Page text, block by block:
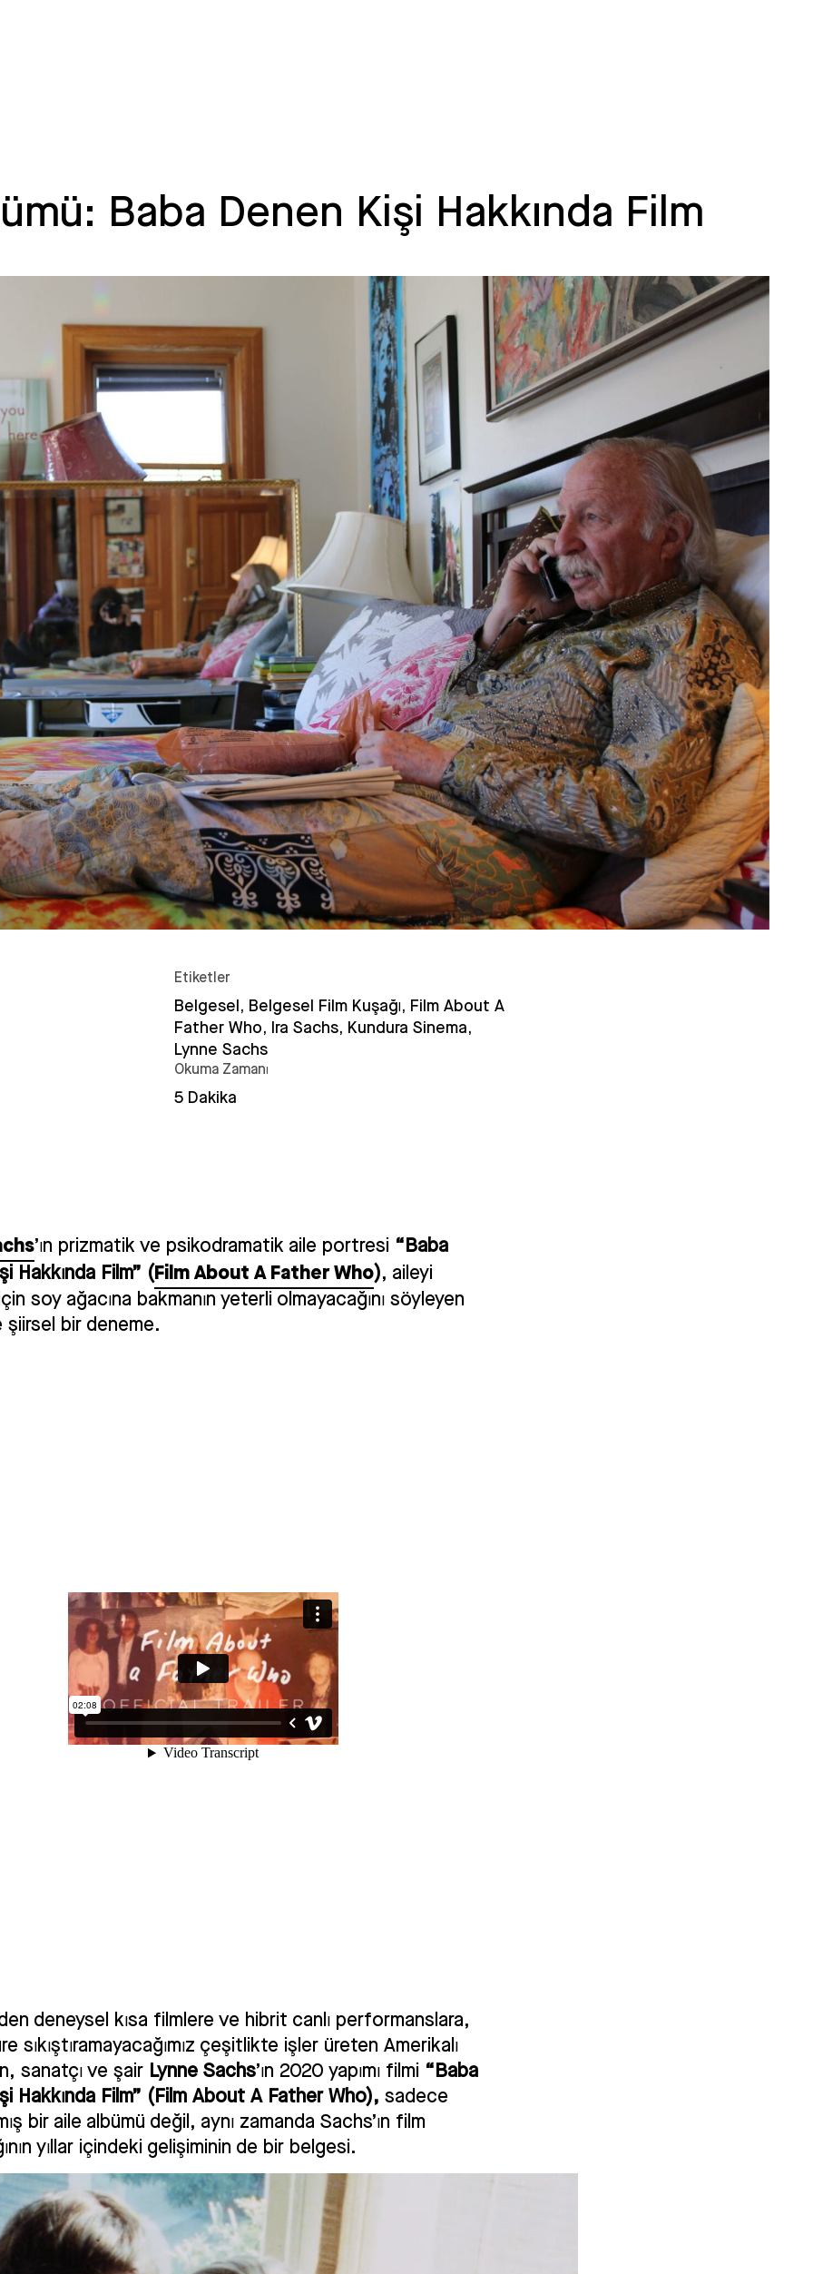
Baba Denen Kişi Hakkında Film
Etiketler
Belgesel, Belgesel Film Kuşağı, Film About A
Father Who, Ira Sachs, Kundura Sinema,
Lynne Sachs
Okuma Zamanı
5 Dakika
’ın prizmatik ve psikodramatik aile portresi “Baba
Hakkında Film” (Film About A Father Who), aileyi
soy ağacına bakmanın yeterli olmayacağını söyleyen
şiirsel bir deneme.
deneysel kısa filmlere ve hibrit canlı performanslara,
sıkıştıramayacağımız çeşitlikte işler üreten Amerikalı
sanatçı ve şair Lynne Sachs’ın 2020 yapımı filmi “Baba
Hakkında Film” (Film About A Father Who),sadece
bir aile albümü değil, aynı zamanda Sachs’ın film
yıllar içindeki gelişiminin de bir belgesi.